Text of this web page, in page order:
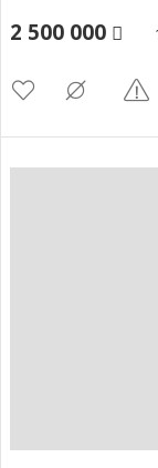
2 500 000